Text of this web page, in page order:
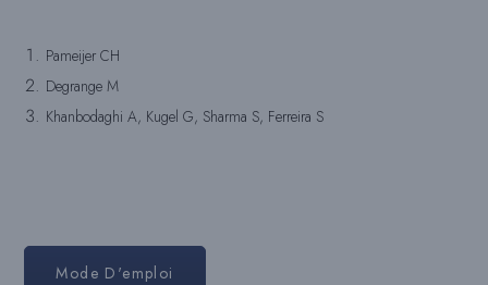
Pameijer CH
Degrange M
Khanbodaghi A, Kugel G, Sharma S, Ferreira S
Mode D'emploi